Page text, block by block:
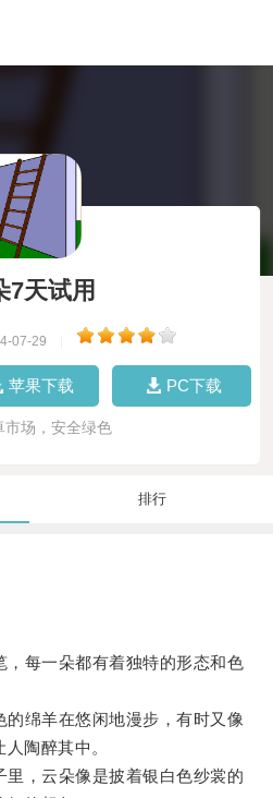
7天试用
07-29
苹果下载 PC下载
市场，安全绿色
排行
每一朵都有着独特的形态和色
绵羊在悠闲地漫步，有时又像
陶醉其中。
，云朵像是披着银白色纱裳的